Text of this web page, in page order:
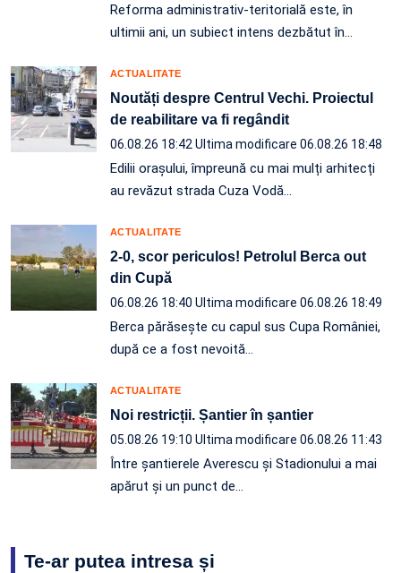
Reforma administrativ-teritorială este, în
ultimii ani, un subiect intens dezbătut în…
ACTUALITATE
Noutăți despre Centrul Vechi. Proiectul
de reabilitare va fi regândit
06.08.26 18:42Ultima modificare 06.08.26 18:48
Edilii orașului, împreună cu mai mulți arhitecți
au revăzut strada Cuza Vodă…
ACTUALITATE
2-0, scor periculos! Petrolul Berca out
din Cupă
06.08.26 18:40 Ultima modificare 06.08.26 18:49
Berca părăsește cu capul sus Cupa României,
după ce a fost nevoită…
ACTUALITATE
Noi restricții. Șantier în șantier
05.08.26 19:10 Ultima modificare 06.08.26 11:43
Între șantierele Averescu și Stadionului a mai
apărut și un punct de…
Te-ar putea intresa și